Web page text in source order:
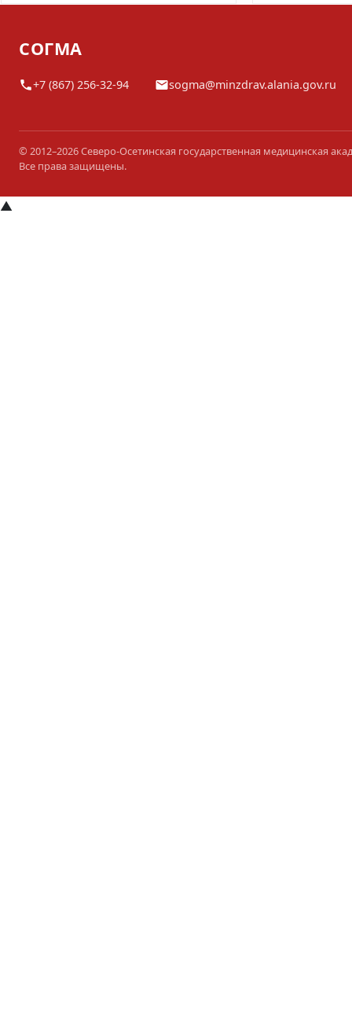
СОГМА
+7 (867) 256-32-94 sogma@minzdrav.alania.gov.ru
© 2012–2026 Северо-Осетинская государственная медицинская
Все права защищены.
▲